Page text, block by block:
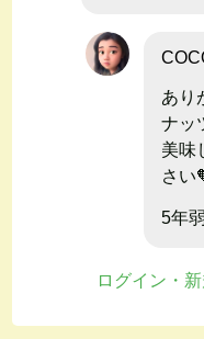
あり
ナッ
美味
さい
5年
ログイン・